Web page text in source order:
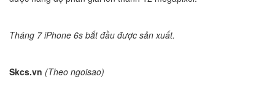
Tháng 7 iPhone 6s bắt đầu được sản xuất.
Skcs.vn (Theo ngoisao)